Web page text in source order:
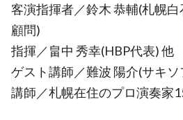
客演指揮者／鈴木 恭輔(札幌
顧問)
指揮／畠中 秀幸(HBP代表) 他
ゲスト講師／難波 陽介(サキソ
講師／札幌在住のプロ演奏家